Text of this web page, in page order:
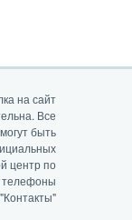
на сайт
Все
быть
центр по
телефоны